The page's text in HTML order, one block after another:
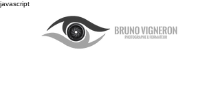
javascript